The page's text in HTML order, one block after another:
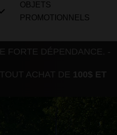
OBJETS
PROMOTIONNELS
FORTE DÉPENDANCE. -
ACHAT DE 100$ ET